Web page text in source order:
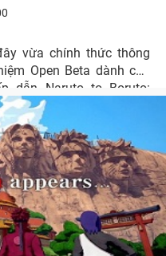
vừa chính thức thông
Open Beta dành cho
dẫn Naruto to Boruto: